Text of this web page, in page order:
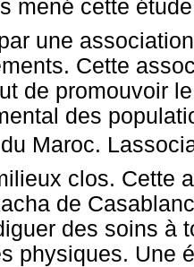
mené cette
une
Cette
de promouvoir
des
Maroc.
clos. Cette
de
des soins à
physiques. Une